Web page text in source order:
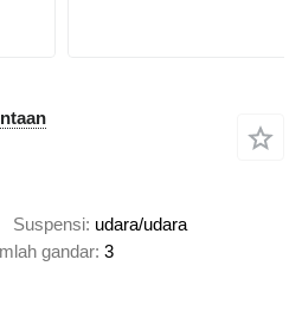
Suspensi udara/udara
gandar 3